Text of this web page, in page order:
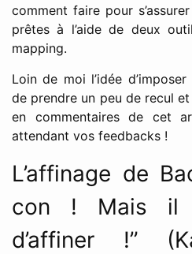
comment faire pour
prêtes à l’aide de deux
mapping.
Loin de moi l’idée
de prendre un peu de recul
en commentaires de cet
attendant vos feedbacks !
L’affinage de
con ! Mais il
d’affiner !”